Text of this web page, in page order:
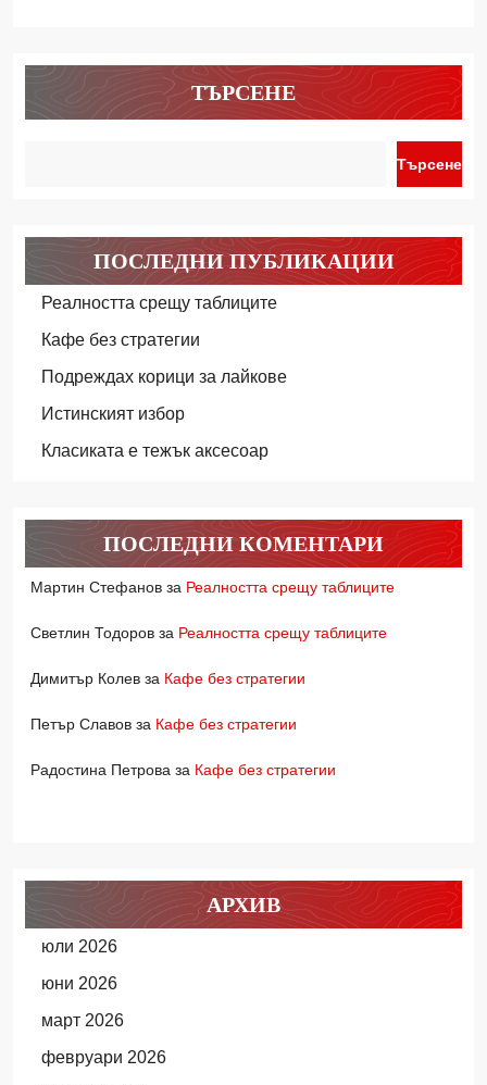
ТЪРСЕНЕ
Търсене
ПОСЛЕДНИ ПУБЛИКАЦИИ
Реалността срещу таблиците
Кафе без стратегии
Подреждах корици за лайкове
Истинският избор
Класиката е тежък аксесоар
ПОСЛЕДНИ КОМЕНТАРИ
Мартин Стефанов за Реалността срещу таблиците
Светлин Тодоров за Реалността срещу таблиците
Димитър Колев за Кафе без стратегии
Петър Славов за Кафе без стратегии
Радостина Петрова за Кафе без стратегии
АРХИВ
юли 2026
юни 2026
март 2026
февруари 2026